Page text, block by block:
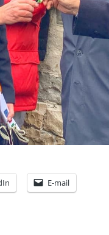
E-mail